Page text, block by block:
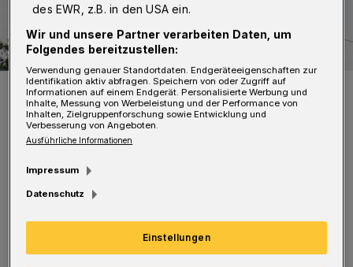
Symbolbild.
Foto: Achim Otto
wird auf die vorhandene Asphaltschicht eine
des EWR, z.B. in den USA ein.
Wir und unsere Partner verarbeiten Daten, um
Folgendes bereitzustellen:
Verwendung genauer Standortdaten. Endgeräteeigenschaften zur
Identifikation aktiv abfragen. Speichern von oder Zugriff auf
Informationen auf einem Endgerät. Personalisierte Werbung und
Inhalte, Messung von Werbeleistung und der Performance von
Inhalten, Zielgruppenforschung sowie Entwicklung und
Verbesserung von Angeboten.
Ausführliche Informationen
Impressum
Datenschutz
Einstellungen